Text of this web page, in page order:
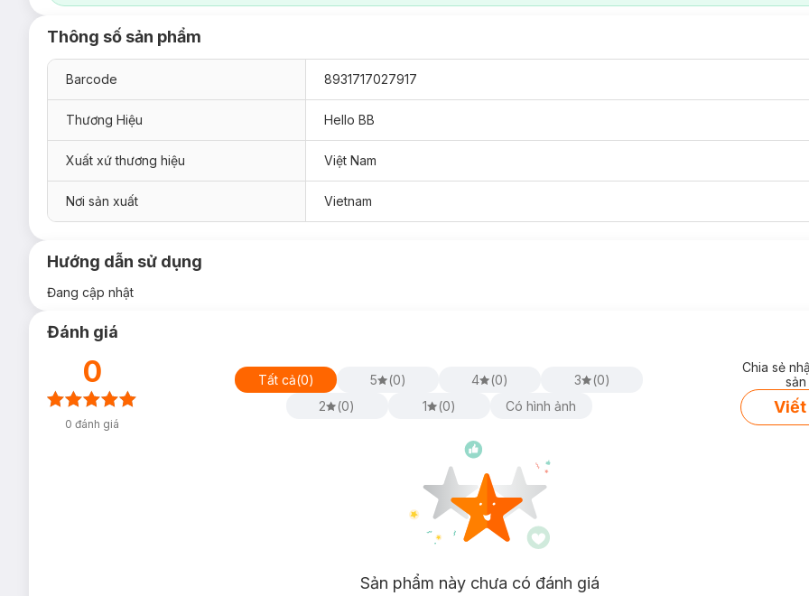
Thông số sản phẩm
Barcode 8931717027917
Thương Hiệu Hello BB
Xuất xứ thương hiệu Việt Nam
Nơi sản xuất Vietnam
Hướng dẫn sử dụng
Đang cập nhật
Đánh giá
0
0 đánh giá
Tất cả(0) 5 (0) 4 (0) 3 (0)
2
(0) 1 (0) Có hình ảnh
Chia sẻ
Viết
Sản phẩm này chưa có đánh giá